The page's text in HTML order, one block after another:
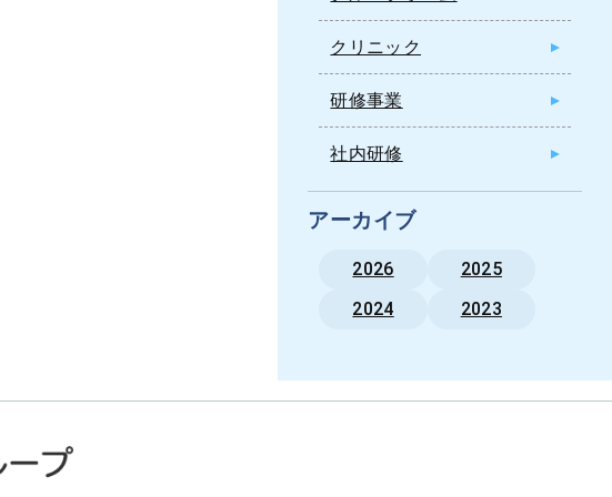
クリニック
研修事業
社内研修
アーカイブ
2026
2025
2024
2023